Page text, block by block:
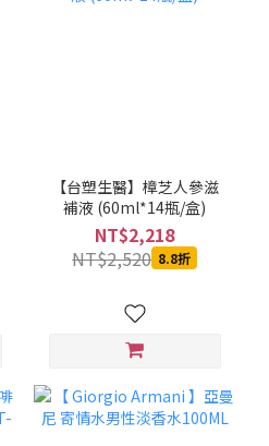
【台塑生醫】樟芝人參滋
補液 (60ml*14瓶/盒)
NT$2,218
NT$2,520 8.8折